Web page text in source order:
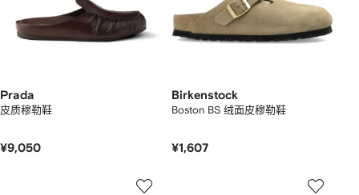
Prada
皮质穆勒鞋
¥9,050
Birkenstock
Boston BS 绒面皮穆勒鞋
¥1,607